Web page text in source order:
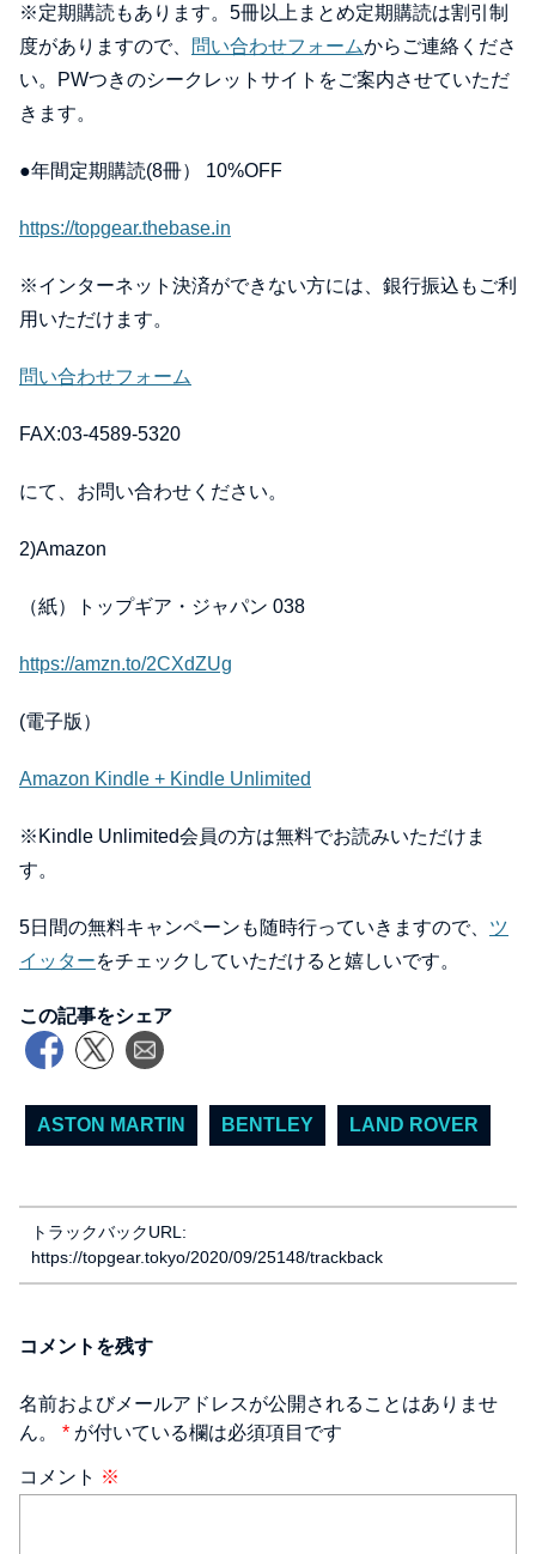
※定期購読もあります。5冊以上まとめ定期購読は割引制
度がありますので、
問い合わせフォームからご連絡くださ
い。PWつきのシークレットサイトをご案内させていただ
きます。
●年間定期購読(8冊） 10%OFF
https://topgear.thebase.in
※インターネット決済ができない方には、銀行振込もご利
用いただけます。
問い合わせフォーム
FAX:03-4589-5320
にて、お問い合わせください。
2)Amazon
（紙）トップギア・ジャパン 038
https://amzn.to/2CXdZUg
(電子版）
Amazon Kindle + Kindle Unlimited
※Kindle Unlimited会員の方は無料でお読みいただけま
す。
5日間の無料キャンペーンも随時行っていきますので、 ツ
イッターをチェックしていただけると嬉しいです。
この記事をシェア
ASTON MARTIN BENTLEY LAND ROVER
トラックバックURL:
https://topgear.tokyo/2020/09/25148/trackback
コメントを残す
名前およびメールアドレスが公開されることはありませ
ん。 * が付いている欄は必須項目です
コメント ※